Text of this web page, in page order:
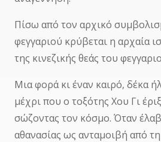
Πίσω από τον αρχικό
φεγγαριού κρύβεται η αρχαία
της κινεζικής θεάς του
Μια φορά κι έναν καιρό, δέκα
μέχρι που ο τοξότης Χου Γι
σώζοντας τον κόσμο. Όταν
αθανασίας ως ανταμοιβή από